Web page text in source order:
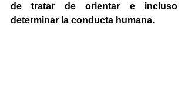
de tratar de orientar e incluso
determinar la conducta humana.